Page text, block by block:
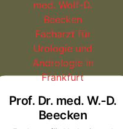
Prof. Dr. med. W.-D.
Beecken